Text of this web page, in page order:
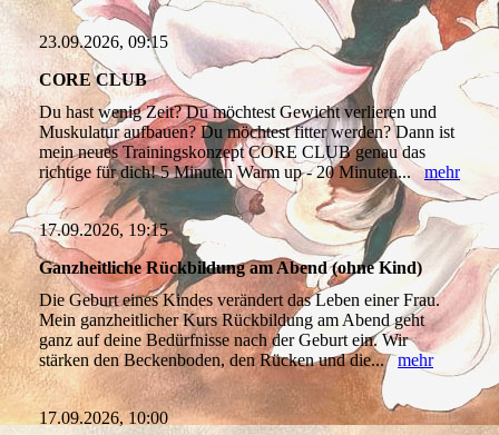
23.09.2026, 09:15
CORE CLUB
Du hast wenig Zeit? Du möchtest Gewicht verlieren und
Muskulatur aufbauen? Du möchtest fitter werden? Dann ist
mein neues Trainingskonzept CORE CLUB genau das
richtige für dich! 5 Minuten Warm up - 20 Minuten...mehr
17.09.2026, 19:15
Ganzheitliche Rückbildung am Abend (ohne Kind)
Die Geburt eines Kindes verändert das Leben einer Frau.
Mein ganzheitlicher Kurs Rückbildung am Abend geht
ganz auf deine Bedürfnisse nach der Geburt ein. Wir
stärken den Beckenboden, den Rücken und die...mehr
17.09.2026, 10:00